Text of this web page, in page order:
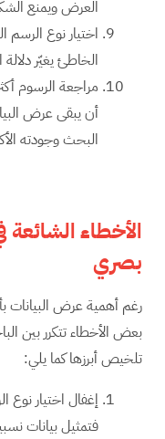
العرض ويمنع
اختيار نوع الرسم
الخاطئ يغيّر دلالة
مراجعة الرسوم
أن يبقى عرض
البحث وجودته
الأخطاء
بصري
رغم أهمية عرض البيانات
بعض الأخطاء تتكرر بين
تلخيص أبرزها كما يلي:
إغفال اختيار نوع
فتمثيل بيانات